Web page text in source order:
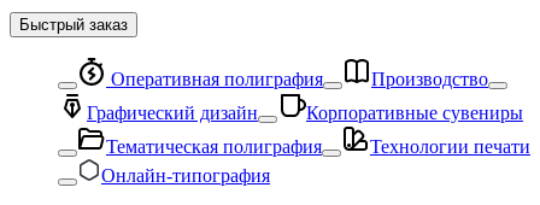
Быстрый заказ
Оперативная полиграфия
Производство
Графический дизайн
Корпоративные сувениры
Тематическая полиграфия
Технологии печати
Онлайн-типография